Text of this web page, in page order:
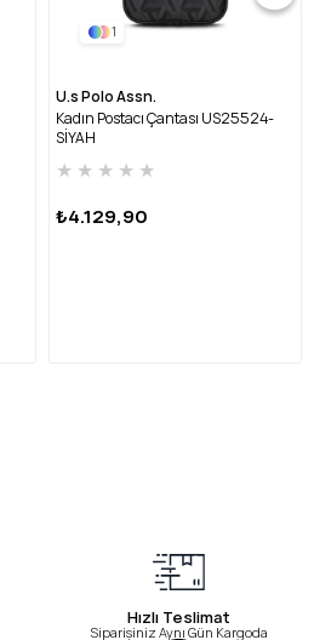
1
U.s Polo Assn.
Kadın Postacı Çantası US25524-
SİYAH
★ ★ ★ ★ ★
₺4.129,90
Hızlı Teslimat
Siparişiniz Aynı Gün Kargoda